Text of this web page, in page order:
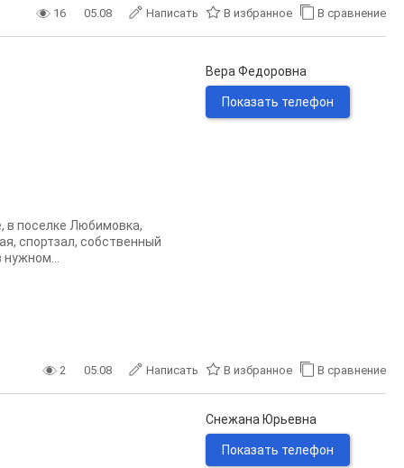
16 05.08 Написать В избранное В сравнение
в поселке Любимовка,
спортзал, собственный
Вера Федоровна
Показать телефон
2 05.08 Написать В избранное В сравнение
Снежана Юрьевна
Показать телефон